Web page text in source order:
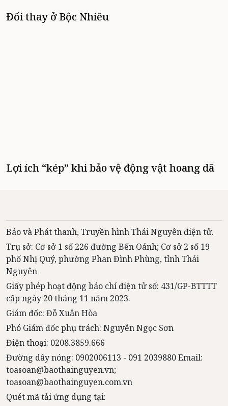
Đổi thay ở Bộc Nhiêu
Lợi ích “kép” khi bảo vệ động vật hoang dã
Báo và Phát thanh, Truyền hình Thái Nguyên điện tử.
Trụ sở: Cơ sở 1 số 226 đường Bến Oánh; Cơ sở 2 số 19
phố Nhị Quý, phường Phan Đình Phùng, tỉnh Thái
Nguyên
Giấy phép hoạt động báo chí điện tử số: 431/GP-BTTTT
cấp ngày 20 tháng 11 năm 2023.
Giám đốc: Đỗ Xuân Hòa
Phó Giám đốc phụ trách: Nguyễn Ngọc Sơn
Điện thoại: 0208.3859.666
Đường dây nóng: 0902006113 - 091 2039880 Email:
toasoan@baothainguyen.vn;
toasoan@baothainguyen.com.vn
Quét mã tải ứng dụng tại: